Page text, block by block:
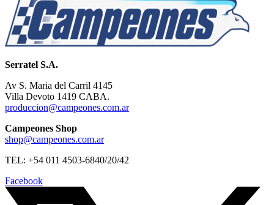
Serratel S.A.
Av S. Maria del Carril 4145
Villa Devoto 1419 CABA.
produccion@campeones.com.ar
Campeones Shop
shop@campeones.com.ar
TEL: +54 011 4503-6840/20/42
Facebook